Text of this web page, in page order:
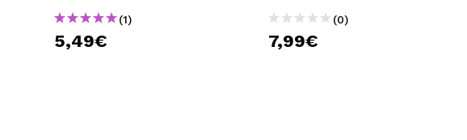
(1)
5,49€
(0)
7,99€